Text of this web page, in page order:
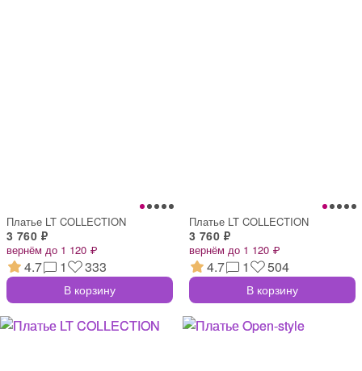
Платье LT COLLECTION
3 760 ₽
вернём до 1 120 ₽
4.7 1 333
В корзину
Платье LT COLLECTION
3 760 ₽
вернём до 1 120 ₽
4.7 1 504
В корзину